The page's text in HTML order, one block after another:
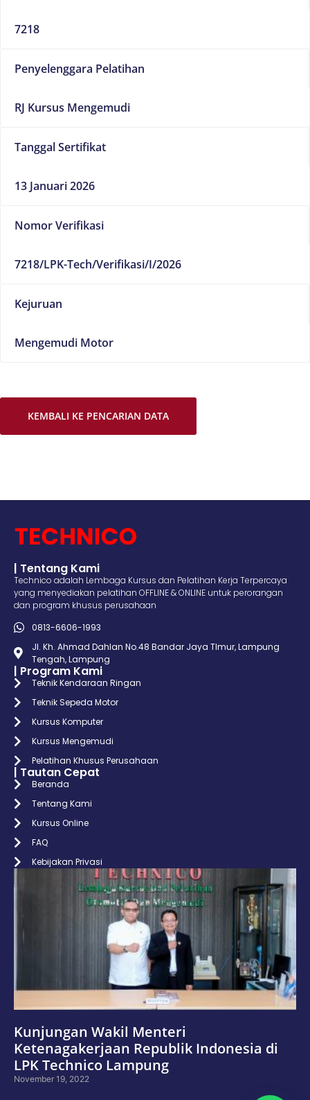
7218
Penyelenggara Pelatihan
RJ Kursus Mengemudi
Tanggal Sertifikat
13 Januari 2026
Nomor Verifikasi
7218/LPK-Tech/Verifikasi/I/2026
Kejuruan
Mengemudi Motor
KEMBALI KE PENCARIAN DATA
| Tentang Kami
Technico adalah Lembaga Kursus dan Pelatihan Kerja Terpercaya
yang menyediakan pelatihan OFFLINE & ONLINE untuk perorangan
dan program khusus perusahaan
0813-6606-1993
Jl. Kh. Ahmad Dahlan No.48 Bandar Jaya TImur, Lampung
Tengah, Lampung
| Program Kami
Teknik Kendaraan Ringan
Teknik Sepeda Motor
Kursus Komputer
Kursus Mengemudi
Pelatihan Khusus Perusahaan
| Tautan Cepat
Beranda
Tentang Kami
Kursus Online
FAQ
Kebijakan Privasi
Kunjungan Wakil Menteri
Ketenagakerjaan Republik Indonesia di
LPK Technico Lampung
November 19, 2022